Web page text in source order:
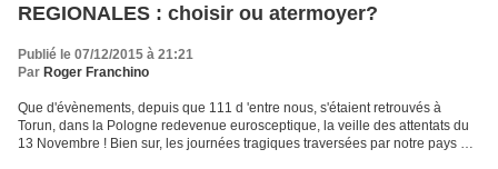
REGIONALES : choisir ou atermoyer?
Publié le 07/12/2015 à 21:21
Par Roger Franchino
Que d'évènements, depuis que 111 d 'entre nous, s'étaient retrouvés à
Torun, dans la Pologne redevenue eurosceptique, la veille des attentats du
13 Novembre ! Bien sur, les journées tragiques traversées par notre pays ont